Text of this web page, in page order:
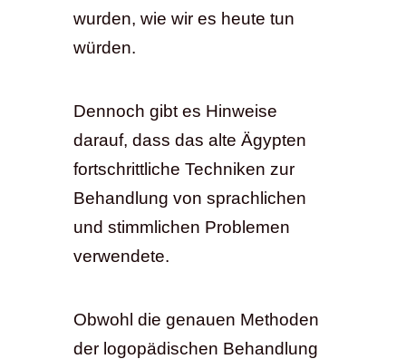
wurden, wie wir es heute tun
würden.
Dennoch gibt es Hinweise
darauf, dass das alte Ägypten
fortschrittliche Techniken zur
Behandlung von sprachlichen
und stimmlichen Problemen
verwendete.
Obwohl die genauen Methoden
der logopädischen Behandlung